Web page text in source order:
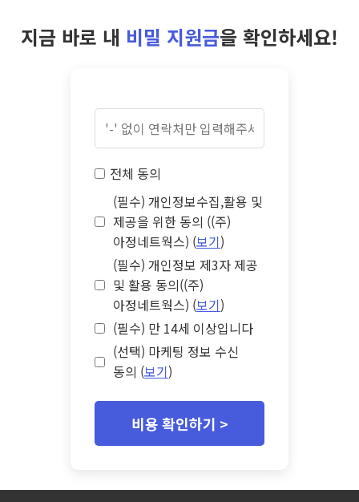
지금 바로 내 비밀 지원금을 확인하세요!
전체 동의
(필수) 개인정보수집,활용 및
제공을 위한 동의 ((주)
아정네트웍스) (보기)
(필수) 개인정보 제3자 제공
및 활용 동의((주)
아정네트웍스) (보기)
(필수) 만 14세 이상입니다
(선택) 마케팅 정보 수신
동의 (보기)
비용 확인하기 >